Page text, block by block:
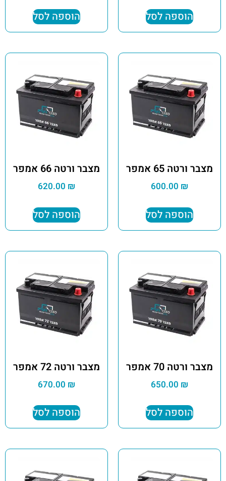
הוספה לסל הוספה לסל
מצבר ורטה 65 אמפר
600.00 ₪
הוספה לסל
מצבר ורטה 66 אמפר
620.00 ₪
הוספה לסל
מצבר ורטה 70 אמפר
650.00 ₪
הוספה לסל
מצבר ורטה 72 אמפר
670.00 ₪
הוספה לסל